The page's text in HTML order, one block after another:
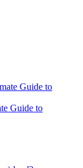
Guide to